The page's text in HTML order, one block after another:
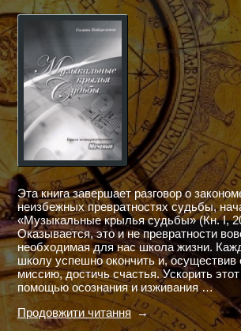
Эта книга завершает разговор о
неизбежных превратностях судьбы,
«Музыкальные крылья судьбы» (Кн. I,
Оказывается, это и не превратности
необходимая для нас школа жизни.
школу успешно окончить и,
миссию, достичь счастья. Ускорить
помощью осознания и изживания …
Продовжити читання"МУЗЫКАЛЬНЫЕ
КРЫЛЬЯ